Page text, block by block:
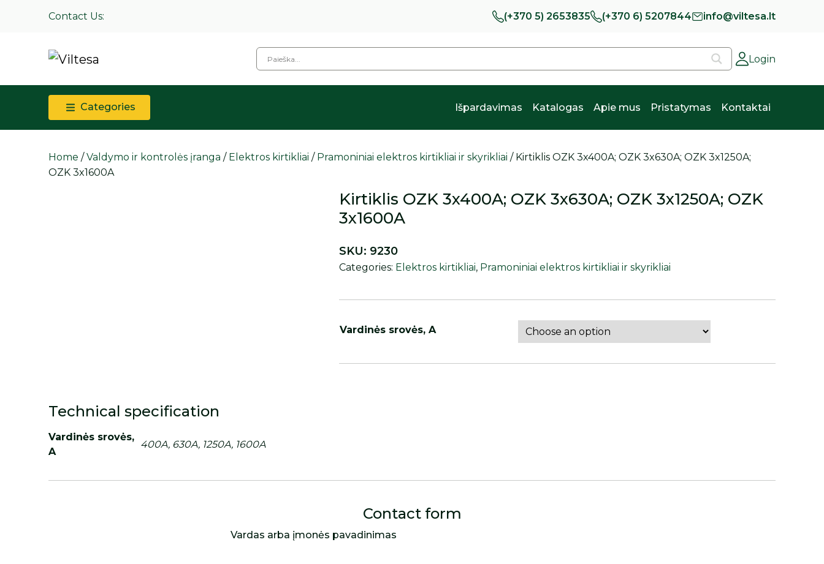
Contact Us: (+370 5) 2653835 (+370 6) 5207844 info@viltesa.lt
Login
Categories Išpardavimas Katalogas Apie mus Pristatymas Kontaktai
Home /Valdymo ir kontrolės įranga / Elektros kirtikliai / Pramoniniai elektros kirtikliai ir skyrikliai / Kirtiklis OZK 3x400A; OZK 3x630A; OZK 3x1250A;
OZK 3x1600A
Kirtiklis OZK 3x400A; OZK 3x630A; OZK 3x1250A; OZK
3x1600A
Vardinės srovės, A
SKU: 9230
Categories: Elektros kirtikliai, Pramoniniai elektros kirtikliai ir skyrikliai
Technical specification
Vardinės srovės,
A
400A, 630A, 1250A, 1600A
Contact form
Vardas arba įmonės pavadinimas